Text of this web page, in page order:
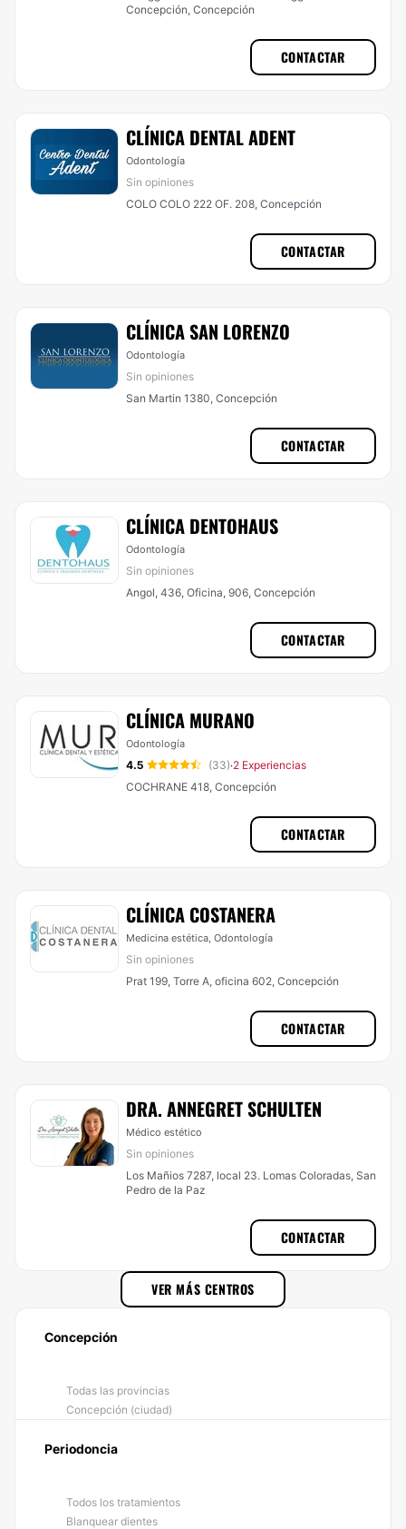
Concepción, Concepción
CONTACTAR
CLÍNICA DENTAL ADENT
Odontología
Sin opiniones
COLO COLO 222 OF. 208, Concepción
CONTACTAR
CLÍNICA SAN LORENZO
Odontología
Sin opiniones
San Martin 1380, Concepción
CONTACTAR
CLÍNICA DENTOHAUS
Odontología
Sin opiniones
Angol, 436, Oficina, 906, Concepción
CONTACTAR
CLÍNICA MURANO
Odontología
4.5 (33)·2 Experiencias
COCHRANE 418, Concepción
CONTACTAR
CLÍNICA COSTANERA
Medicina estética, Odontología
Sin opiniones
Prat 199, Torre A, oficina 602, Concepción
CONTACTAR
DRA. ANNEGRET SCHULTEN
Médico estético
Sin opiniones
Los Mañios 7287, local 23. Lomas Coloradas, San
Pedro de la Paz
CONTACTAR
VER MÁS CENTROS
Concepción
Todas las provincias
Concepción (ciudad)
Periodoncia
Todos los tratamientos
Blanquear dientes